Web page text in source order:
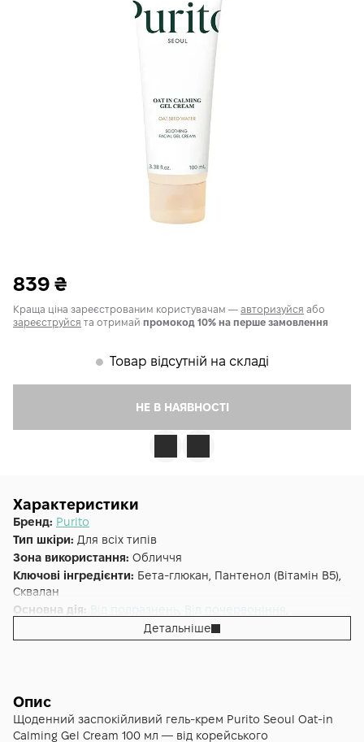
839 ₴
Краща ціна зареєстрованим користувачам — авторизуйся або
зареєструйся та отримай промокод 10% на перше замовлення
𒊹 Товар відсутній на складі
НЕ В НАЯВНОСТІ
Характеристики
Бренд: Purito
Тип шкіри: Для всіх типів
Зона використання: Обличчя
Ключові інгредієнти: Бета-глюкан, Пантенол (Вітамін B5),
Сквалан
Основна дія: Від подразнень Від почервоніння
Додаткові властивості:Cruelty-free, Веганська
Альтернативна назва:
зернами вівса Purito Oat-in Calming Gel Cream 100 ml
Детальніше
Опис
Щоденний заспокійливий гель-крем Purito Seoul Oat-in
Calming Gel Cream 100 мл — від корейського